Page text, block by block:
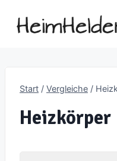
Inhalt
Start / Vergleiche /
Heizkörper